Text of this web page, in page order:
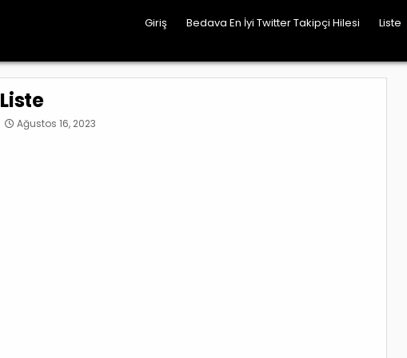
Giriş Bedava En İyi Twitter Takipçi Hilesi Liste
Liste
Ağustos 16, 2023